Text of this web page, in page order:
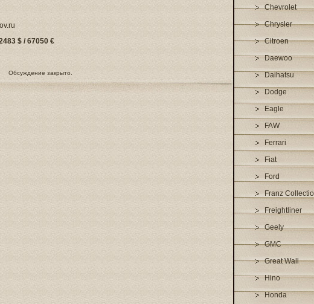
Chevrolet
Chrysler
Citroen
Daewoo
Daihatsu
Dodge
Eagle
FAW
Ferrari
Fiat
Ford
Franz
Freightliner
Geely
GMC
Great Wall
Hino
Honda
$ / 67050 €
Обсуждение закрыто.